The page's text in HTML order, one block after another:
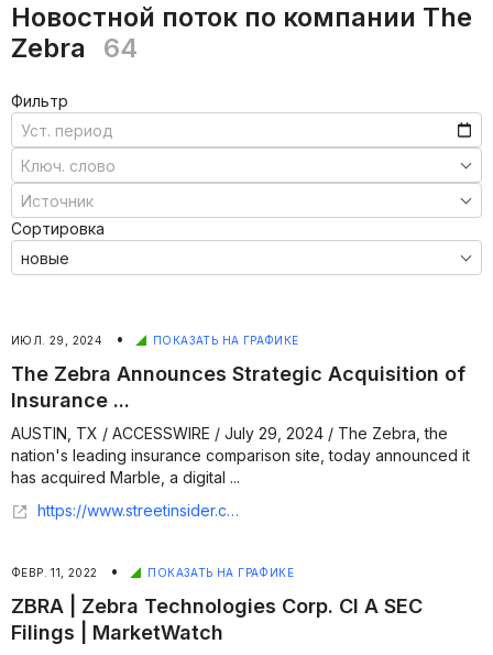
Новостной поток по компании The
Zebra
64
Фильтр
Сортировка
ИЮЛ. 29, 2024 • ПОКАЗАТЬ НА ГРАФИКЕ
The Zebra Announces Strategic Acquisition of
Insurance ...
AUSTIN, TX / ACCESSWIRE / July 29, 2024 / The Zebra, the
nation's leading insurance comparison site, today announced it
has acquired Marble, a digital ...
https://www.streetinsider.com/Accesswire/The+Zebra+Announces+Strategic+Acquisition+of+Insurance+Management+Platform+Marble/23515184.html
ФЕВР. 11, 2022 • ПОКАЗАТЬ НА ГРАФИКЕ
ZBRA | Zebra Technologies Corp. Cl A SEC
Filings | MarketWatch